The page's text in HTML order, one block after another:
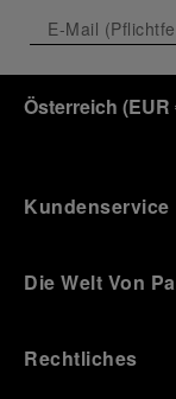
Österreich (EUR
Kundenservice
Die Welt Von
Rechtliches